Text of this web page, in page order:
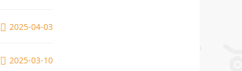
2025-04-03
2025-03-10